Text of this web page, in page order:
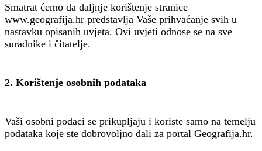
Smatrat ćemo da daljnje korištenje stranice
www.geografija.hr predstavlja Vaše prihvaćanje svih u
nastavku opisanih uvjeta. Ovi uvjeti odnose se na sve
suradnike i čitatelje.
2. Korištenje osobnih podataka
Vaši osobni podaci se prikupljaju i koriste samo na temelju
podataka koje ste dobrovoljno dali za portal Geografija.hr.